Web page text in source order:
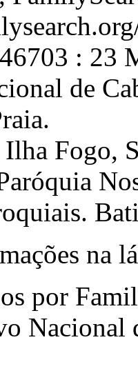
: 23
de
Ilha Fogo,
na
por
Nacional